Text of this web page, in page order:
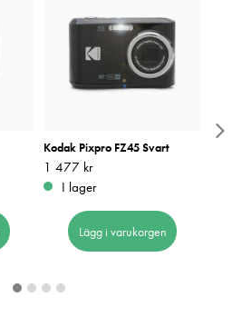
Kodak Pixpro FZ45 Svart
Pris:1 477 kr
1 477 kr
I lager
Lägg i varukorgen